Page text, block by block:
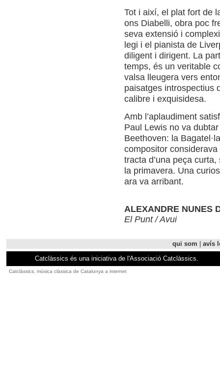
Tot i així, el plat fort de
ons Dia­be­lli, obra poc
seva extensió i
legi i el pia­nista de
dili­gent i diri­gent. La
temps, és un veri­ta­ble
valsa lleu­gera vers
pai­sat­ges intros­pec­tius
cali­bre i exqui­si­desa.
Amb l’aplau­di­ment
Paul Lewis no va
Beet­ho­ven: la
com­po­si­tor
tracta d’una peça
la pri­ma­vera. Una
ara va arri­bant.
ALEXANDRE NUNES
El Punt / Avui
qui som
avís
Catclàssics és una iniciativa de l'Associació Catclàssics.
Catclàssics, música clàssica de Catalunya a internet